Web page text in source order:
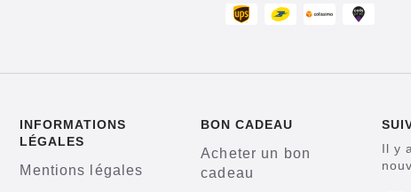
INFORMATIONS
LÉGALES
Mentions légales
BON CADEAU
Acheter un bon
cadeau
Il y